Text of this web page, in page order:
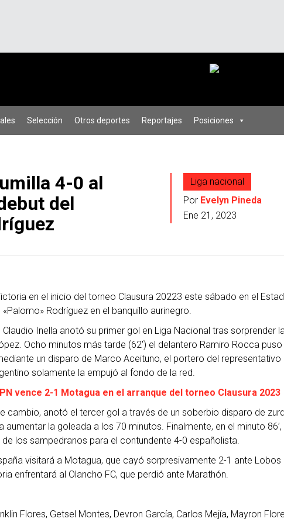
Selección Otros deportes Reportajes Posiciones
4-0 al
del
Liga nacional
Por Evelyn Pineda
Ene 21, 2023
en el inicio del torneo Clausura 20223 este sábado en el
Rodríguez en el banquillo aurinegro.
Inella anotó su primer gol en Liga Nacional tras sorprender
Ocho minutos más tarde (62′) el delantero Ramiro Rocca puso
un disparo de Marco Aceituno, el portero del representativo
solamente la empujó al fondo de la red.
vence 2-1 Motagua en el arranque del torneo Clausura 2023
cambio, anotó el tercer gol a través de un soberbio disparo de
la goleada a los 70 minutos. Finalmente, en el minuto
los sampedranos para el contundente 4-0 españolista.
visitará a Motagua, que cayó sorpresivamente 2-1 ante Lobos
enfrentará al Olancho FC, que perdió ante Marathón.
Flores, Getsel Montes, Devron García, Carlos Mejía, Mayron